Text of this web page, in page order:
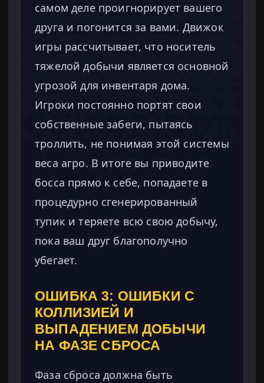
самом деле проигнорирует вашего
друга и погонится за вами. Движок
игры рассчитывает, что носитель
тяжелой добычи является основной
угрозой для инвентаря дома.
Игроки постоянно портят свои
собственные забеги, пытаясь
троллить, не понимая этой системы
веса агро. В итоге вы приводите
босса прямо к себе, попадаете в
процедурно сгенерированный
тупик и теряете всю свою добычу,
пока ваш друг благополучно
убегает.
ОШИБКА 3: ОШИБКИ С
КОЛЛИЗИЕЙ И
ВЫПАДЕНИЕМ ДОБЫЧИ
НА ФАЗЕ СБРОСА
Фаза сброса должна быть